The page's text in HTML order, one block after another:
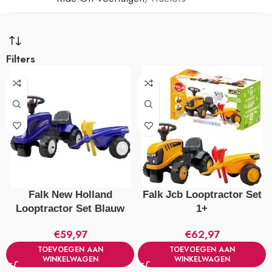
Filters
Falk New Holland
Looptractor Set Blauw
€59,97
TOEVOEGEN AAN
WINKELWAGEN
Falk Jcb Looptractor Set
1+
€62,97
TOEVOEGEN AAN
WINKELWAGEN